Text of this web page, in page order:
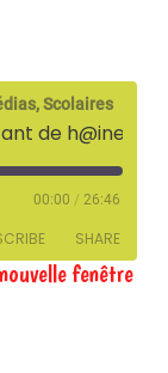
Scolaires
00:00 / 26:46
SHARE
fenêtre